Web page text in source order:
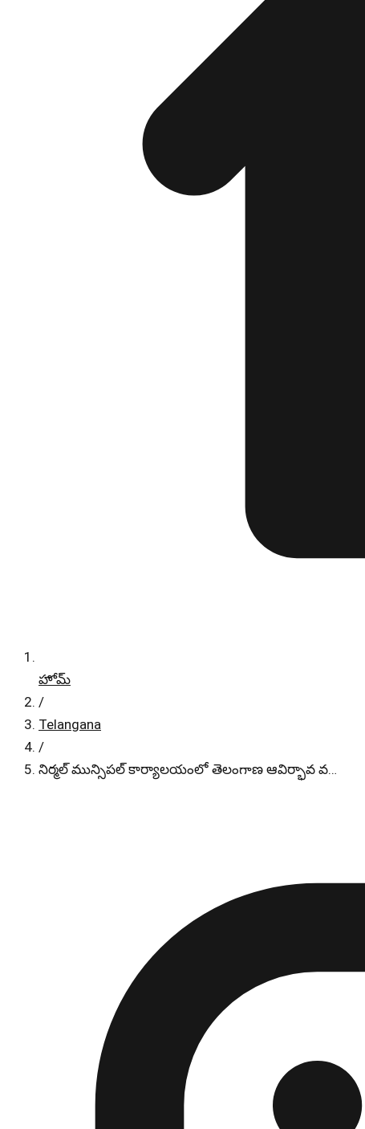
హోమ్
/
Telangana
/
నిర్మల్ మున్సిపల్ కార్యాలయంలో తెలంగాణ ఆవిర్భావ వ…